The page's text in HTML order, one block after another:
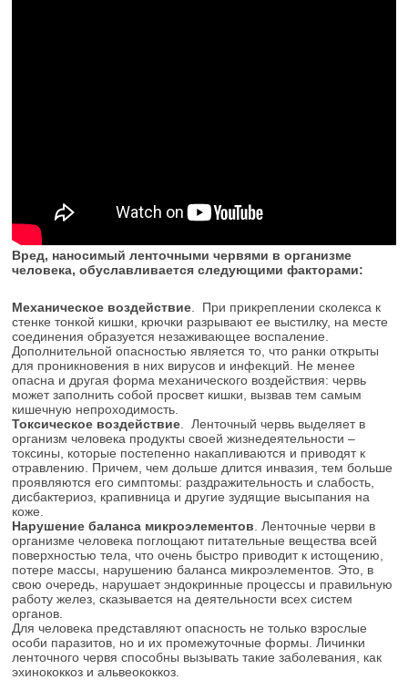
Вред, наносимый ленточными червями в организме
человека, обуславливается следующими факторами:
Механическое воздействие . При прикреплении сколекса к
стенке тонкой кишки, крючки разрывают ее выстилку, на месте
соединения образуется незаживающее воспаление.
Дополнительной опасностью является то, что ранки открыты
для проникновения в них вирусов и инфекций. Не менее
опасна и другая форма механического воздействия: червь
может заполнить собой просвет кишки, вызвав тем самым
кишечную непроходимость.
Токсическое воздействие . Ленточный червь выделяет в
организм человека продукты своей жизнедеятельности –
токсины, которые постепенно накапливаются и приводят к
отравлению. Причем, чем дольше длится инвазия, тем больше
проявляются его симптомы: раздражительность и слабость,
дисбактериоз, крапивница и другие зудящие высыпания на
коже.
Нарушение баланса микроэлементов . Ленточные черви в
организме человека поглощают питательные вещества всей
поверхностью тела, что очень быстро приводит к истощению,
потере массы, нарушению баланса микроэлементов. Это, в
свою очередь, нарушает эндокринные процессы и правильную
работу желез, сказывается на деятельности всех систем
органов.
Для человека представляют опасность не только взрослые
особи паразитов, но и их промежуточные формы. Личинки
ленточного червя способны вызывать такие заболевания, как
эхинококкоз и альвеококкоз.